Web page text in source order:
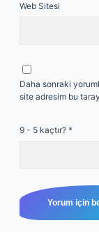
Web Sitesi
Daha sonraki
site adresim bu
9 - 5 kaçtır? *